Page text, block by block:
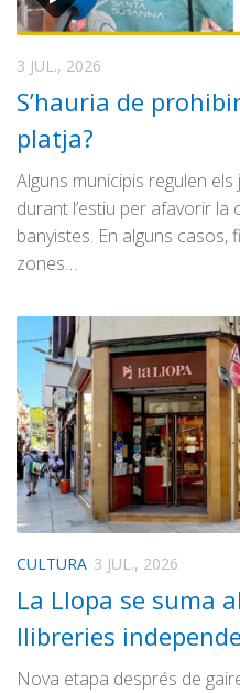
3 JUL., 2026
S’hauria de
platja?
Alguns municipis regulen
durant l’estiu per afavorir la
banyistes. En alguns casos,
zones…
CULTURA 3 JUL., 2026
La Llopa se suma
llibreries
Nova etapa després de